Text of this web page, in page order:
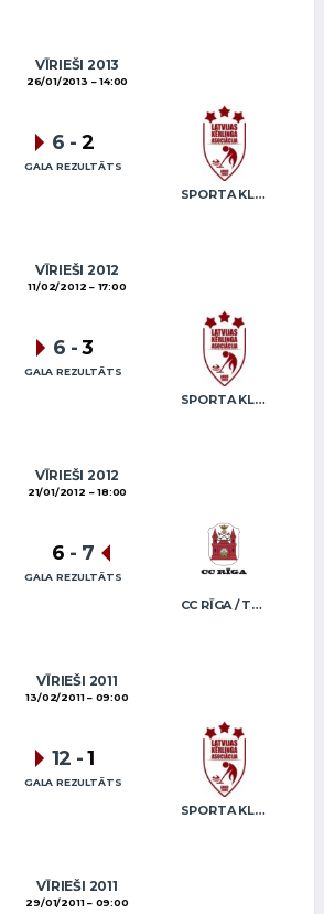
VĪRIEŠI 2013
26/01/2013 14:00
SPORTA KLUBS “OB” / REGŽA
6 - 2
GALA REZULTĀTS
VĪRIEŠI 2012
11/02/2012 17:00
SPORTA KLUBS “OB” / REGŽA
6 -3
GALA REZULTĀTS
VĪRIEŠI 2012
21/01/2012 18:00
CC RĪGA / TRUKŠĀNS
6 - 7
GALA REZULTĀTS
VĪRIEŠI 2011
13/02/2011 09:00
SPORTA KLUBS “OB” / REGŽA
12 -1
GALA REZULTĀTS
VĪRIEŠI 2011
29/01/2011 09:00